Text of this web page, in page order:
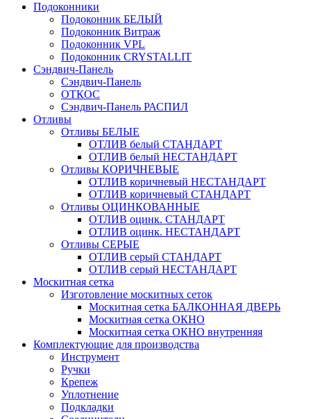
Подоконники
Подоконник БЕЛЫЙ
Подоконник Витраж
Подоконник VPL
Подоконник CRYSTALLIT
Сэндвич-Панель
Сэндвич-Панель
ОТКОС
Сэндвич-Панель РАСПИЛ
Отливы
Отливы БЕЛЫЕ
ОТЛИВ белый СТАНДАРТ
ОТЛИВ белый НЕСТАНДАРТ
Отливы КОРИЧНЕВЫЕ
ОТЛИВ коричневый НЕСТАНДАРТ
ОТЛИВ коричневый СТАНДАРТ
Отливы ОЦИНКОВАННЫЕ
ОТЛИВ оцинк. СТАНДАРТ
ОТЛИВ оцинк. НЕСТАНДАРТ
Отливы СЕРЫЕ
ОТЛИВ серый СТАНДАРТ
ОТЛИВ серый НЕСТАНДАРТ
Москитная сетка
Изготовление москитных сеток
Москитная сетка БАЛКОННАЯ ДВЕРЬ
Москитная сетка ОКНО
Москитная сетка ОКНО внутренняя
Комплектующие для производства
Инструмент
Ручки
Крепеж
Уплотнение
Подкладки